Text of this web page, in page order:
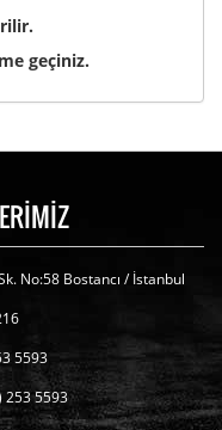
geçiniz.
No:58 Bostancı / İstanbul
5593
253 5593